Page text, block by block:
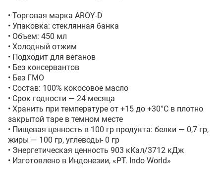
• Торговая марка AROY-D
• Упаковка: стеклянная банка
• Объем: 450 мл
• Холодный отжим
• Подходит для веганов
• Без консервантов
• Без ГМО
• Состав: 100% кокосовое масло
• Срок годности — 24 месяца
• Хранить при температуре от +15 до +30°С в плотно
закрытой таре в темном месте
• Пищевая ценность в 100 гр продукта: белки — 0,7 гр,
жиры — 100 гр, углеводы- 0 гр
• Энергетическая ценность 903 кКал/3712 кДж
• Изготовлено в Индонезии, «PT. Indo World»